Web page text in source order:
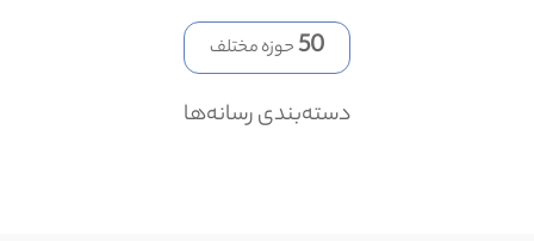
50حوزه مختلف
دسته‌بندی رسانه‌ها